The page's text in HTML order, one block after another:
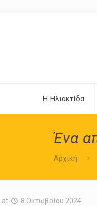
Η Ηλιακτίδα
Ένα
Αρχική
at 8 Οκτωβρίου 2024